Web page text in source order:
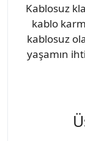
Kablosuz
kablo
kablosuz
yaşamın